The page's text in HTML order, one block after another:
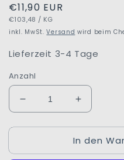
Normaler
Preis
€11,90 EUR
GRUNDPREIS
€103,48 / PRO
KG
inkl. MwSt.Versand wird beim
Lieferzeit 3-4 Tage
Anzahl
Verringere
die
Menge
Jahrgangssardinen
Erhöhe
die
Menge
für
In den